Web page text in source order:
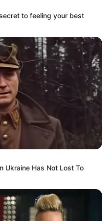
στην Google
στα αποτελέσματα
to feeling your best
Ukraine Has Not Lost To